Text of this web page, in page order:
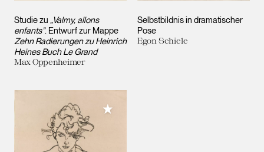
Studie zu „Valmy, allons
enfants”. Entwurf zur Mappe
Zehn Radierungen zu Heinrich
Heines Buch Le Grand
Max Oppenheimer
Selbstbildnis in dramatischer
Pose
Egon Schiele
Meiner Sammlung hinzufügen